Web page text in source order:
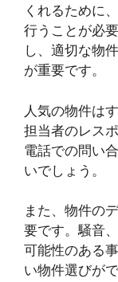
くれるために
行うことが必
し、適切な物
が重要です。
人気の物件は
担当者のレス
電話での問い
いでしょう。
また、物件の
要です。騒音
可能性のある
い物件選びがで